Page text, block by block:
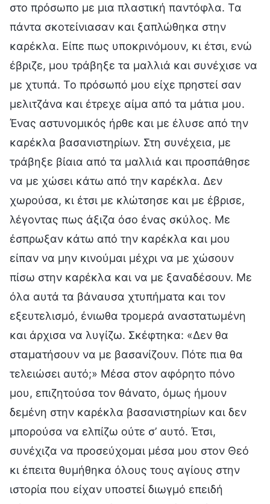
στο πρόσωπο με μια πλαστική παντόφλα. Τα
πάντα σκοτείνιασαν και ξαπλώθηκα στην
καρέκλα. Είπε πως υποκρινόμουν, κι έτσι, ενώ
έβριζε, μου τράβηξε τα μαλλιά και συνέχισε να
με χτυπά. Το πρόσωπό μου είχε πρηστεί σαν
μελιτζάνα και έτρεχε αίμα από τα μάτια μου.
Ένας αστυνομικός ήρθε και με έλυσε από την
καρέκλα βασανιστηρίων. Στη συνέχεια, με
τράβηξε βίαια από τα μαλλιά και προσπάθησε
να με χώσει κάτω από την καρέκλα. Δεν
χωρούσα, κι έτσι με κλώτσησε και με έβρισε,
λέγοντας πως άξιζα όσο ένας σκύλος. Με
έσπρωξαν κάτω από την καρέκλα και μου
είπαν να μην κινούμαι μέχρι να με χώσουν
πίσω στην καρέκλα και να με ξαναδέσουν. Με
όλα αυτά τα βάναυσα χτυπήματα και τον
εξευτελισμό, ένιωθα τρομερά αναστατωμένη
και άρχισα να λυγίζω. Σκέφτηκα: «Δεν θα
σταματήσουν να με βασανίζουν. Πότε πια θα
τελειώσει αυτό;» Μέσα στον αφόρητο πόνο
μου, επιζητούσα τον θάνατο, όμως ήμουν
δεμένη στην καρέκλα βασανιστηρίων και δεν
μπορούσα να ελπίζω ούτε σ’ αυτό. Έτσι,
συνέχιζα να προσεύχομαι μέσα μου στον Θεό
κι έπειτα θυμήθηκα όλους τους αγίους στην
ιστορία που είχαν υποστεί διωγμό επειδή